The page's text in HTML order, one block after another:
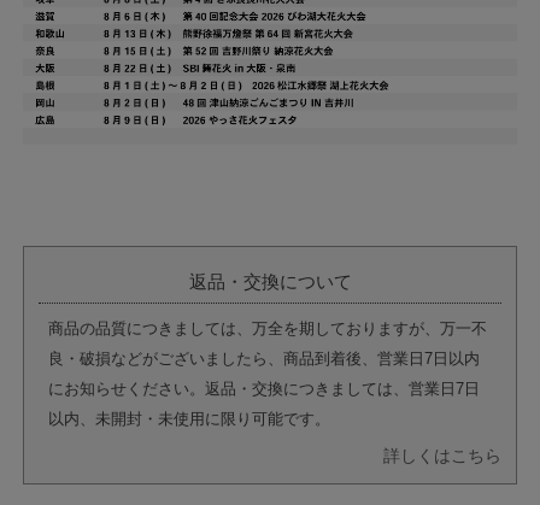
返品・交換について
商品の品質につきましては、万全を期しておりますが、万一不
良・破損などがございましたら、商品到着後、営業日7日以内
にお知らせください。返品・交換につきましては、営業日7日
以内、未開封・未使用に限り可能です。
詳しくはこちら